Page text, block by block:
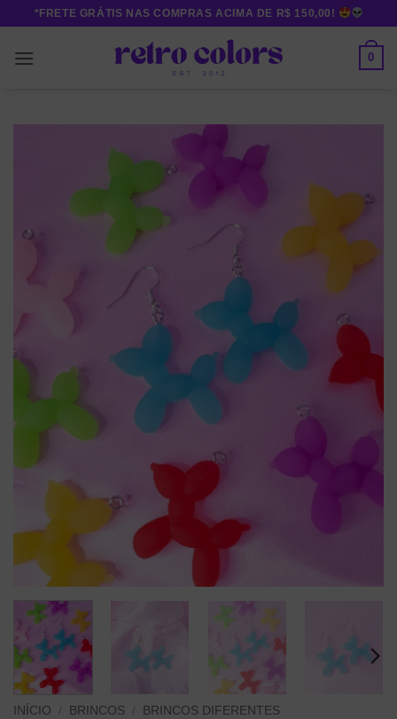
content
*FRETE GRÁTIS NAS COMPRAS ACIMA DE R$ 150,00!
0
INÍCIO BRINCOS BRINCOS DIFERENTES